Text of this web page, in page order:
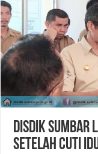
Disdik Sumbar
Setelah Cuti